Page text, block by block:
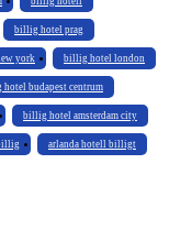
billig hotel prag
york billig hotel london
budapest centrum
billig hotel amsterdam city
arlanda hotell billigt